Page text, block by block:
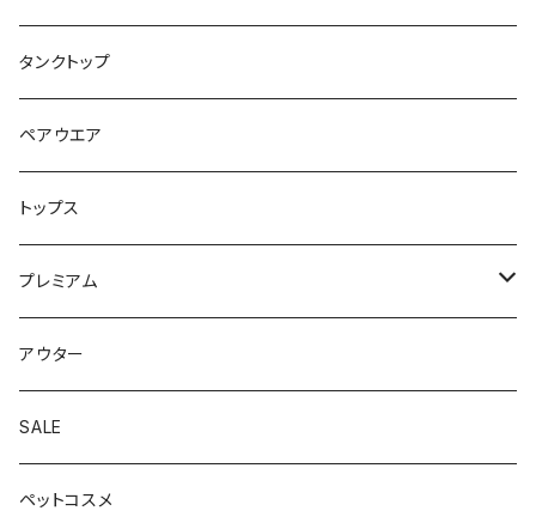
タンクトップ
ペアウエア
トップス
プレミアム
Korean style
Australian style
アウター
SALE
ペットコスメ